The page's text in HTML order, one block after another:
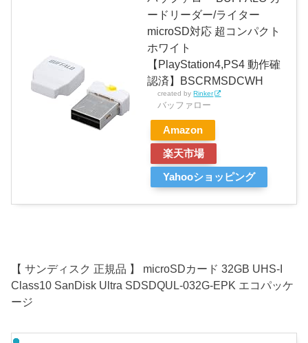
ードリーダー/ライター
microSD対応 超コンパクト
ホワイト
【PlayStation4,PS4 動作確
認済】BSCRMSDCWH
created by Rinker
バッファロー
Amazon
楽天市場
Yahooショッピング
【 サンディスク 正規品 】 microSDカード 32GB UHS-I
Class10 SanDisk Ultra SDSDQUL-032G-EPK エコパッケ
ージ